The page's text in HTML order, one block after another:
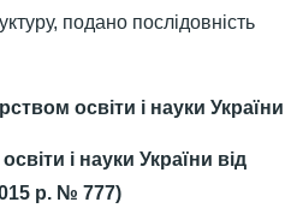
подано послідовність
освіти і науки України
і науки України від
р. № 777)